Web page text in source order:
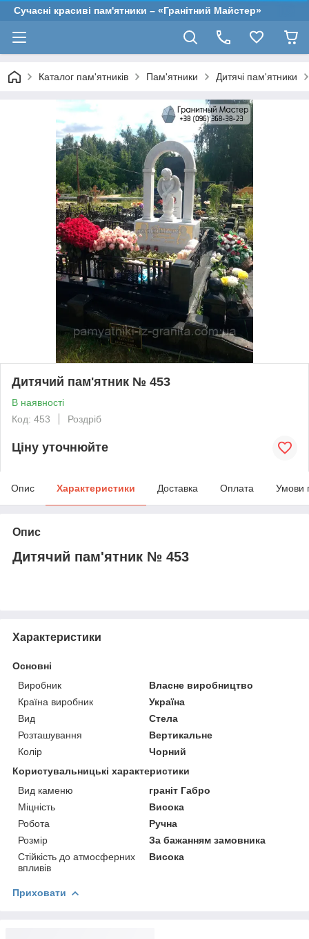
Сучасні красиві пам'ятники – «Гранітний Майстер»
Каталог пам'ятників Пам'ятники Дитячі пам'ятники
Дитячий пам'ятник № 453
В наявності
Код: 453
Роздріб
Ціну уточнюйте
Опис Характеристики Доставка Оплата Умови
Опис
Дитячий пам'ятник № 453
Характеристики
Основні
Виробник
Власне виробництво
Країна виробник
Україна
Вид
Стела
Розташування
Вертикальне
Колір
Чорний
Користувальницькі характеристики
Вид каменю
граніт Габро
Міцність
Висока
Робота
Ручна
Розмір
За бажанням замовника
Стійкість до атмосферних
впливів
Висока
Приховати